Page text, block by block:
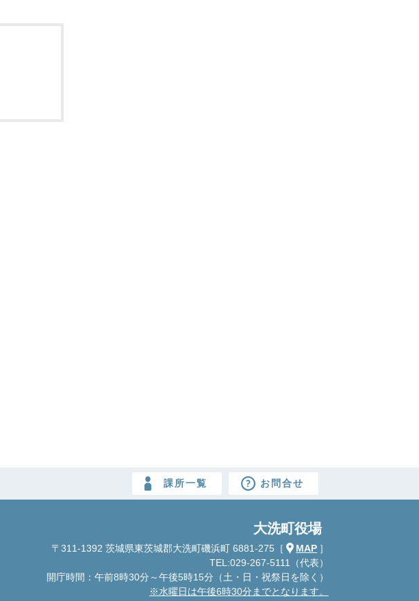
課所一覧 お問合せ
大洗町役場
〒311-1392 茨城県東茨城郡大洗町磯浜町 6881-275 ［ MAP ］
TEL:029-267-5111（代表）
開庁時間：午前8時30分～午後5時15分 （土・日・祝祭日を除く）
※水曜日は午後6時30分までとなります。